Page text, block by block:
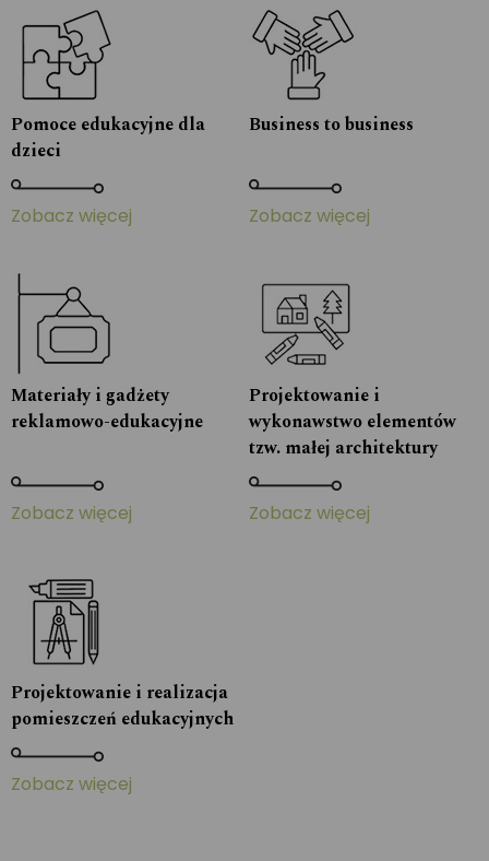
Pomoce edukacyjne dla
dzieci
Zobacz więcej
Business to business
Zobacz więcej
Materiały i gadżety
reklamowo-edukacyjne
Zobacz więcej
Projektowanie i
wykonawstwo elementów
tzw. małej architektury
Zobacz więcej
Projektowanie i realizacja
pomieszczeń edukacyjnych
Zobacz więcej